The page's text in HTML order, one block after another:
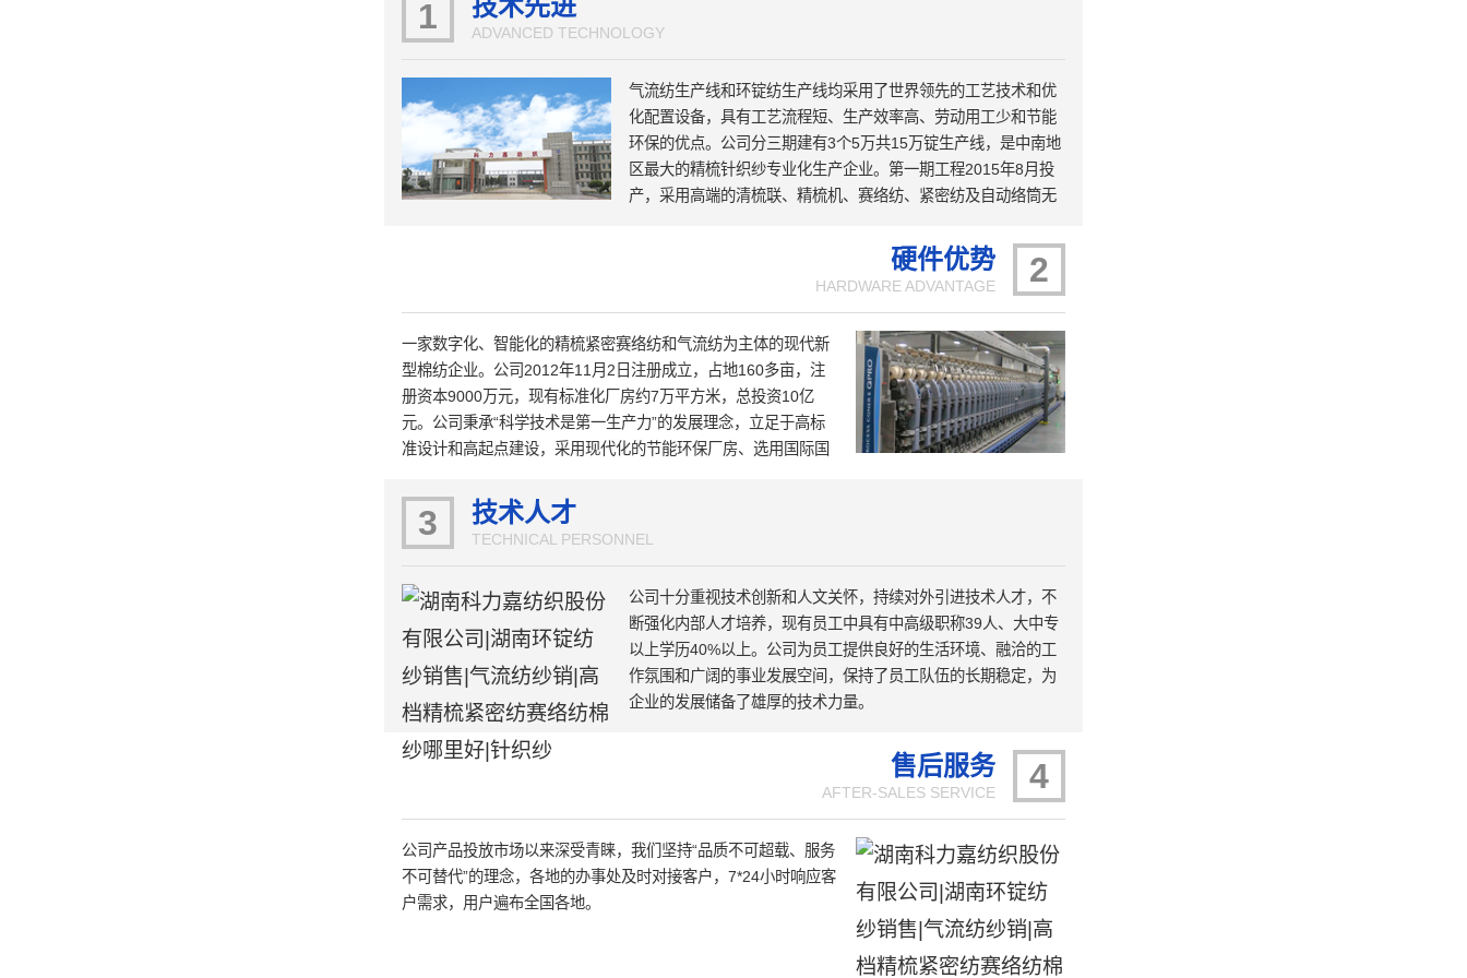
1 技术先进
ADVANCED TECHNOLOGY
气流纺生产线和环锭纺生产线均采用了世界领先的工艺技术和优
化配置设备，具有工艺流程短、生产效率高、劳动用工少和节能
环保的优点。公司分三期建有3个5万共15万锭生产线，是中南地
区最大的精梳针织纱专业化生产企业。第一期工程2015年8月投
产，采用高端的清梳联、精梳机、赛络纺、紧密纺及自动络筒无
点；第二期工程智能化纺纱生产线2020年6月投产，被国家工信
部列为“智能制造示范工厂”；第三期工程智慧纺纱生产线是第二
期工程的“升级版”，于2022年10月投产；建成的公司研发大楼暨
与东华大学合作的技术研发中心于2023年10月正式投入使用；正
在规划建设中的第四期工程项目5万锭国际一流的“智慧纺纱”生产
线正在加紧推进。
2
硬件优势
HARDWARE ADVANTAGE
一家数字化、智能化的精梳紧密赛络纺和气流纺为主体的现代新
型棉纺企业。公司2012年11月2日注册成立，占地160多亩，注
册资本9000万元，现有标准化厂房约7万平方米，总投资10亿
元。公司秉承“科学技术是第一生产力”的发展理念，立足于高标
准设计和高起点建设，采用现代化的节能环保厂房、选用国际国
提供了保障。
3 技术人才
TECHNICAL PERSONNEL
公司十分重视技术创新和人文关怀，持续对外引进技术人才，不
断强化内部人才培养，现有员工中具有中高级职称39人、大中专
以上学历40%以上。公司为员工提供良好的生活环境、融洽的工
作氛围和广阔的事业发展空间，保持了员工队伍的长期稳定，为
企业的发展储备了雄厚的技术力量。
4
售后服务
AFTER-SALES SERVICE
公司产品投放市场以来深受青睐，我们坚持“品质不可超载、服务
不可替代”的理念，各地的办事处及时对接客户，7*24小时响应客
户需求，用户遍布全国各地。